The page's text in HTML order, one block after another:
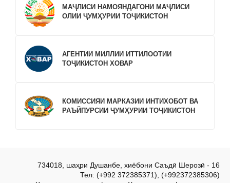
МАҶЛИСИ НАМОЯНДАГОНИ МАҶЛИСИ
ОЛИИ ҶУМҲУРИИ ТОҶИКИСТОН
АГЕНТИИ МИЛЛИИ ИТТИЛООТИИ
ТОҶИКИСТОН ХОВАР
КОМИССИЯИ МАРКАЗИИ ИНТИХОБОТ ВА
РАЪЙПУРСИИ ҶУМҲУРИИ ТОҶИКИСТОН
734018, шаҳри Душанбе, хиёбони Саъдӣ Шерозӣ - 16
Тел: (+992 372385371), (+992372385306)